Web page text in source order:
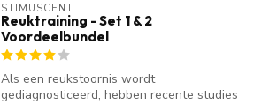
STIMUSCENT
Reuktraining - Set 1 & 2
Voordeelbundel
Als een reukstoornis wordt
gediagnosticeerd, hebben recente studies